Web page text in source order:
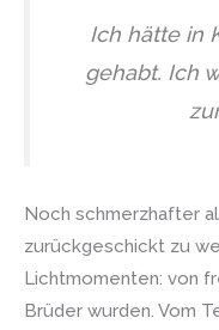
Ich hätte in
gehabt. Ich
Noch schmerzhafter
zurückgeschickt zu
Lichtmomenten: von
Brüder wurden. Vom